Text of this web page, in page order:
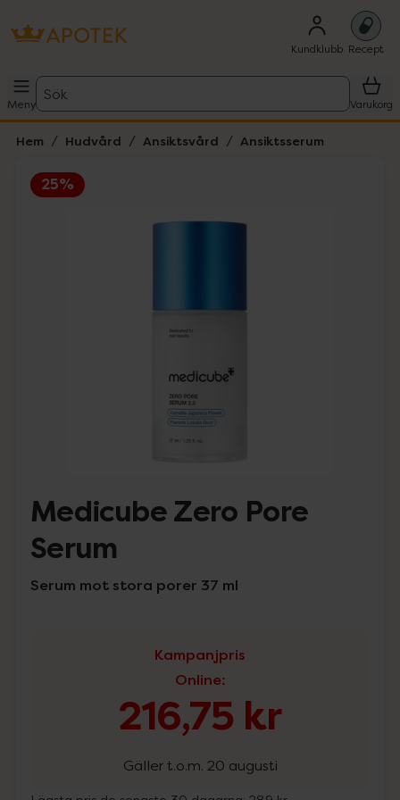
Kundklubb Recept
Meny
Sök
Varukorg
Hem Hudvård Ansiktsvård Ansiktsserum
25%
Medicube Zero Pore
Serum
Serum mot stora porer 37 ml
Kampanjpris
Online:
216,75 kr
Gäller t.o.m. 20 augusti